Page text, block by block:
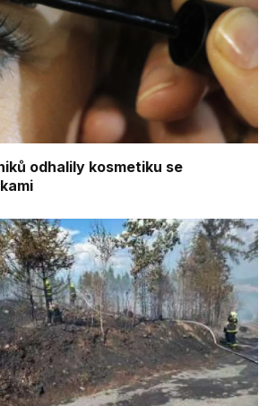
odhalily kosmetiku se